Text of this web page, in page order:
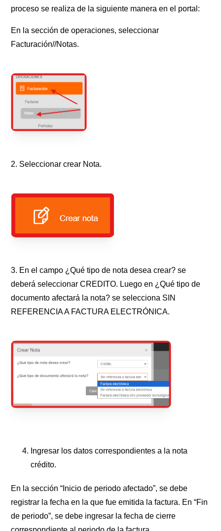
proceso se realiza de la siguiente manera en el portal:
En la sección de operaciones, seleccionar
Facturación//Notas.
2. Seleccionar crear Nota.
3. En el campo ¿Qué tipo de nota desea crear? se
deberá seleccionar CREDITO. Luego en ¿Qué tipo de
documento afectará la nota? se selecciona SIN
REFERENCIA A FACTURA ELECTRÓNICA.
Ingresar los datos correspondientes a la nota
crédito.
En la sección “Inicio de periodo afectado”, se debe
registrar la fecha en la que fue emitida la factura. En “Fin
de periodo”, se debe ingresar la fecha de cierre